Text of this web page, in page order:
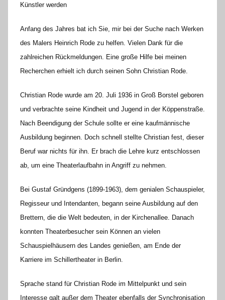
n
n
e
l
r
e
K
a
l
Künstler werden
Anfang des Jahres bat ich Sie, mir bei der Suche nach Werken
des Malers Heinrich Rode zu helfen. Vielen Dank für die
zahlreichen Rückmeldungen. Eine große Hilfe bei meinen
Recherchen erhielt ich durch seinen Sohn Christian Rode.
Christian Rode wurde am 20. Juli 1936 in Groß Borstel geboren
und verbrachte seine Kindheit und Jugend in der Köppenstraße.
Nach Beendigung der Schule sollte er eine kaufmännische
Ausbildung beginnen. Doch schnell stellte Christian fest, dieser
Beruf war nichts für ihn. Er brach die Lehre kurz entschlossen
ab, um eine Theaterlaufbahn in Angriff zu nehmen.
Bei Gustaf Gründgens (1899-1963), dem genialen Schauspieler,
Regisseur und Intendanten, begann seine Ausbildung auf den
Brettern, die die Welt bedeuten, in der Kirchenallee. Danach
konnten Theaterbesucher sein Können an vielen
Schauspielhäusern des Landes genießen, am Ende der
Karriere im Schillertheater in Berlin.
Sprache stand für Christian Rode im Mittelpunkt und sein
Interesse galt außer dem Theater ebenfalls der Synchronisation